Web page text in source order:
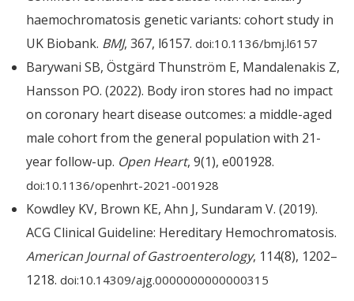
haemochromatosis genetic variants: cohort study in
UK Biobank. BMJ, 367, l6157. doi:10.1136/bmj.l6157
Barywani SB, Östgärd Thunström E, Mandalenakis Z,
Hansson PO. (2022). Body iron stores had no impact
on coronary heart disease outcomes: a middle-aged
male cohort from the general population with 21-
year follow-up. Open Heart, 9(1), e001928.
doi:10.1136/openhrt-2021-001928
Kowdley KV, Brown KE, Ahn J, Sundaram V. (2019).
ACG Clinical Guideline: Hereditary Hemochromatosis.
American Journal of Gastroenterology, 114(8), 1202–
1218. doi:10.14309/ajg.0000000000000315